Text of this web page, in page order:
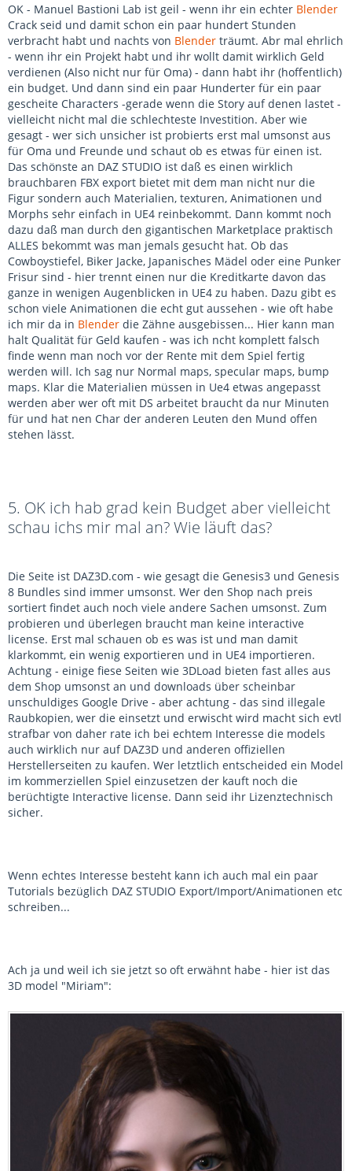
OK - Manuel Bastioni Lab ist geil - wenn ihr ein echter Blender
Crack seid und damit schon ein paar hundert Stunden
verbracht habt und nachts von Blender träumt. Abr mal ehrlich
- wenn ihr ein Projekt habt und ihr wollt damit wirklich Geld
verdienen (Also nicht nur für Oma) - dann habt ihr (hoffentlich)
ein budget. Und dann sind ein paar Hunderter für ein paar
gescheite Characters -gerade wenn die Story auf denen lastet -
vielleicht nicht mal die schlechteste Investition. Aber wie
gesagt - wer sich unsicher ist probierts erst mal umsonst aus
für Oma und Freunde und schaut ob es etwas für einen ist.
Das schönste an DAZ STUDIO ist daß es einen wirklich
brauchbaren FBX export bietet mit dem man nicht nur die
Figur sondern auch Materialien, texturen, Animationen und
Morphs sehr einfach in UE4 reinbekommt. Dann kommt noch
dazu daß man durch den gigantischen Marketplace praktisch
ALLES bekommt was man jemals gesucht hat. Ob das
Cowboystiefel, Biker Jacke, Japanisches Mädel oder eine Punker
Frisur sind - hier trennt einen nur die Kreditkarte davon das
ganze in wenigen Augenblicken in UE4 zu haben. Dazu gibt es
schon viele Animationen die echt gut aussehen - wie oft habe
ich mir da in Blender die Zähne ausgebissen... Hier kann man
halt Qualität für Geld kaufen - was ich ncht komplett falsch
finde wenn man noch vor der Rente mit dem Spiel fertig
werden will. Ich sag nur Normal maps, specular maps, bump
maps. Klar die Materialien müssen in Ue4 etwas angepasst
werden aber wer oft mit DS arbeitet braucht da nur Minuten
für und hat nen Char der anderen Leuten den Mund offen
stehen lässt.
5. OK ich hab grad kein Budget aber vielleicht
schau ichs mir mal an? Wie läuft das?
Die Seite ist DAZ3D.com - wie gesagt die Genesis3 und Genesis
8 Bundles sind immer umsonst. Wer den Shop nach preis
sortiert findet auch noch viele andere Sachen umsonst. Zum
probieren und überlegen braucht man keine interactive
license. Erst mal schauen ob es was ist und man damit
klarkommt, ein wenig exportieren und in UE4 importieren.
Achtung - einige fiese Seiten wie 3DLoad bieten fast alles aus
dem Shop umsonst an und downloads über scheinbar
unschuldiges Google Drive - aber achtung - das sind illegale
Raubkopien, wer die einsetzt und erwischt wird macht sich evtl
strafbar von daher rate ich bei echtem Interesse die models
auch wirklich nur auf DAZ3D und anderen offiziellen
Herstellerseiten zu kaufen. Wer letztlich entscheided ein Model
im kommerziellen Spiel einzusetzen der kauft noch die
berüchtigte Interactive license. Dann seid ihr Lizenztechnisch
sicher.
Wenn echtes Interesse besteht kann ich auch mal ein paar
Tutorials bezüglich DAZ STUDIO Export/Import/Animationen etc
schreiben...
Ach ja und weil ich sie jetzt so oft erwähnt habe - hier ist das
3D model "Miriam":